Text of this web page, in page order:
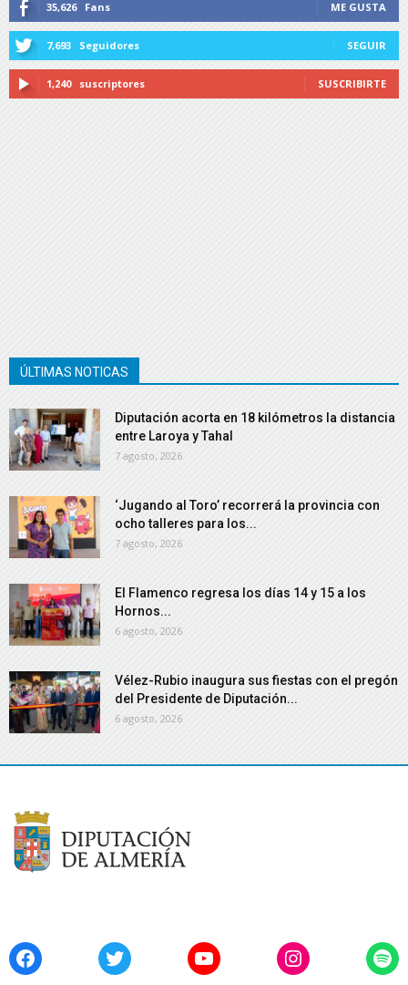
35,626 Fans ME GUSTA
7,693 Seguidores SEGUIR
1,240 suscriptores SUSCRIBIRTE
ÚLTIMAS NOTICAS
Diputación acorta en 18 kilómetros la distancia
entre Laroya y Tahal
7 agosto, 2026
‘Jugando al Toro’ recorrerá la provincia con
ocho talleres para los...
7 agosto, 2026
El Flamenco regresa los días 14 y 15 a los
Hornos...
6 agosto, 2026
Vélez-Rubio inaugura sus fiestas con el pregón
del Presidente de Diputación...
6 agosto, 2026
FacebookTwitter YouTubeInstagram